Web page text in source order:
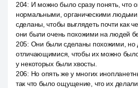
204: И можно было сразу понять, что
нормальными, органическими
сделаны, чтобы выглядеть почти как
они были очень похожими на людей
205: Они были сделаны похожими, но
отличающимися, чтобы их можно было
у некоторых были хвосты.
206: Но опять же у многих
так что было ощущение, что их